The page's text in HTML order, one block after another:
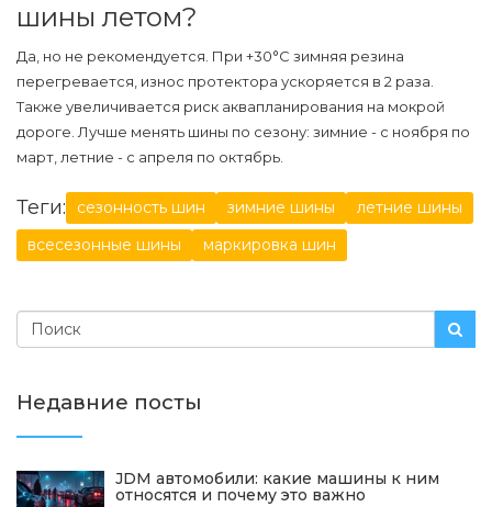
шины летом?
Да, но не рекомендуется. При +30°C зимняя резина
перегревается, износ протектора ускоряется в 2 раза.
Также увеличивается риск аквапланирования на мокрой
дороге. Лучше менять шины по сезону: зимние - с ноября по
март, летние - с апреля по октябрь.
Теги: сезонность шин зимние шины
летние шины
всесезонные шины
маркировка шин
Недавние посты
JDM автомобили: какие машины к ним
относятся и почему это важно